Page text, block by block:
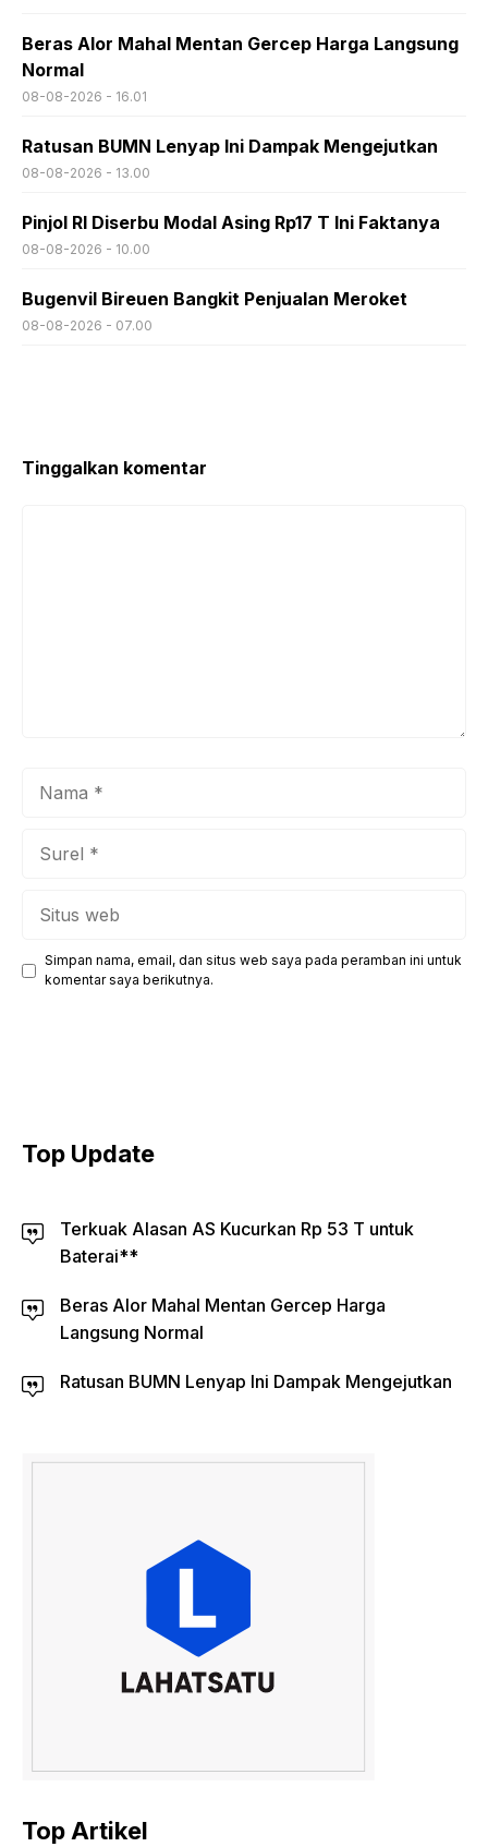
Beras Alor Mahal Mentan Gercep Harga Langsung
Normal
08-08-2026 - 16.01
Ratusan BUMN Lenyap Ini Dampak Mengejutkan
08-08-2026 - 13.00
Pinjol RI Diserbu Modal Asing Rp17 T Ini Faktanya
08-08-2026 - 10.00
Bugenvil Bireuen Bangkit Penjualan Meroket
08-08-2026 - 07.00
Tinggalkan komentar
Simpan nama, email, dan situs web saya pada peramban ini untuk
komentar saya berikutnya.
Top Update
Terkuak Alasan AS Kucurkan Rp 53 T untuk
Baterai**
Beras Alor Mahal Mentan Gercep Harga
Langsung Normal
Ratusan BUMN Lenyap Ini Dampak Mengejutkan
Top Artikel